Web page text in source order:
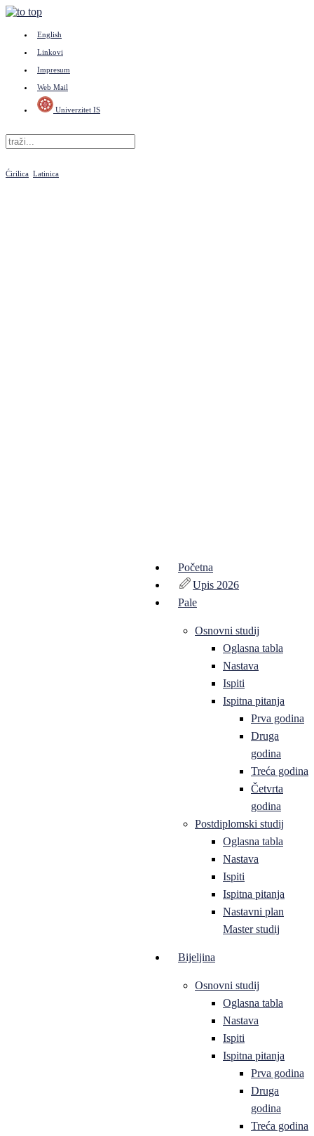
English
Linkovi
Impresum
Web Mail
Univerzitet IS
Ćirilica Latinica
Početna
Upis 2026
Pale
Osnovni studij
Oglasna tabla
Nastava
Ispiti
Ispitna pitanja
Prva godina
Druga
godina
Treća godina
Četvrta
godina
Postdiplomski studij
Oglasna tabla
Nastava
Ispiti
Ispitna pitanja
Nastavni plan
Master studij
Bijeljina
Osnovni studij
Oglasna tabla
Nastava
Ispiti
Ispitna pitanja
Prva godina
Druga
godina
Treća godina